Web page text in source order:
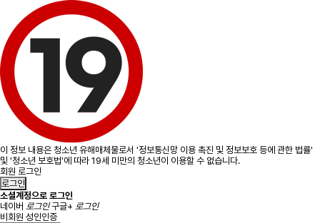
이 정보 내용은 청소년 유해매체물로서 '정보통신망 이용 촉진 및 정보보호 등에 관한 법률'
및 '청소년 보호법'에 따라 19세 미만의 청소년이 이용할 수 없습니다.
회원 로그인
로그인
소셜계정으로 로그인
네이버 로그인 구글+ 로그인
비회원 성인인증